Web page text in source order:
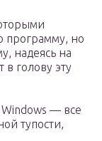
программу, но
надеясь на
в голову эту
— все
тупости,